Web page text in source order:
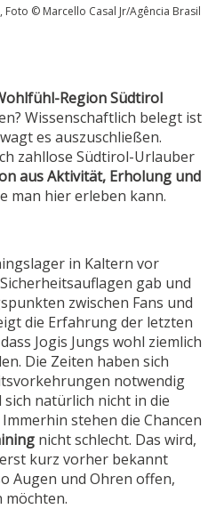
Foto © Marcello Casal Jr/Agência Brasil
Region Südtirol
Wissenschaftlich belegt ist
es auszuschließen.
zahllose Südtirol-Urlauber
aus Aktivität, Erholung und
man hier erleben kann.
in Kaltern vor
gab und
zwischen Fans und
die Erfahrung der letzten
Jogis Jungs wohl ziemlich
Die Zeiten haben sich
notwendig
natürlich nicht in die
stehen die Chancen
nicht schlecht. Das wird,
kurz vorher bekannt
Augen und Ohren offen,
möchten.